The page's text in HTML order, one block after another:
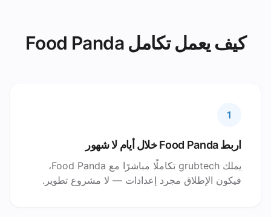
كيف يعمل تكامل Food Panda
1
اربط Food Panda خلال أيام لا شهور
يملك grubtech تكاملًا مباشرًا مع Food Panda،
فيكون الإطلاق مجرد إعدادات — لا مشروع تطوير.